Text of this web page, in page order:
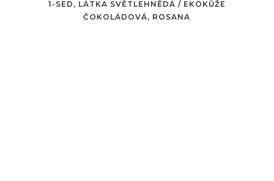
1-SED, LÁTKA SVĚTLEHNĚDÁ / EKOKŮŽE
ČOKOLÁDOVÁ, ROSANA